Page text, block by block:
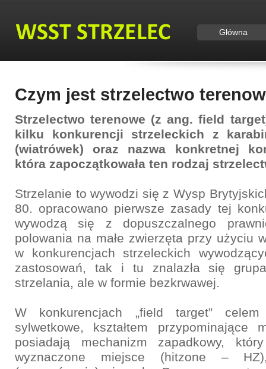
Główna
Czym jest strzelectwo
Strzelectwo terenowe (z ang. field
kilku konkurencji strzeleckich z
(wiatrówek) oraz nazwa konkretnej
która zapoczątkowała ten rodzaj
Strzelanie to wywodzi się z Wysp
80. opracowano pierwsze zasady tej
wywodzą się z dopuszczalnego
polowania na małe zwierzęta przy użyciu
w konkurencjach strzeleckich
zastosowań, tak i tu znalazła się
strzelania, ale w formie bezkrwawej.
W konkurencjach „field target”
sylwetkowe, kształtem przypominające
posiadają mechanizm zapadkowy,
wyznaczone miejsce (hitzone –